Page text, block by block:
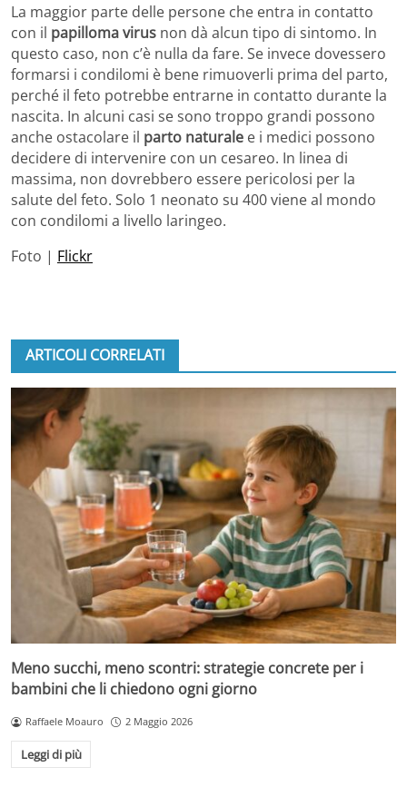
La maggior parte delle persone che entra in contatto
con il papilloma virus non dà alcun tipo di sintomo. In
questo caso, non c’è nulla da fare. Se invece dovessero
formarsi i condilomi è bene rimuoverli prima del parto,
perché il feto potrebbe entrarne in contatto durante la
nascita. In alcuni casi se sono troppo grandi possono
anche ostacolare il parto naturale e i medici possono
decidere di intervenire con un cesareo. In linea di
massima, non dovrebbero essere pericolosi per la
salute del feto. Solo 1 neonato su 400 viene al mondo
con condilomi a livello laringeo.
Foto | Flickr
ARTICOLI CORRELATI
Meno succhi, meno scontri: strategie concrete per i
bambini che li chiedono ogni giorno
Raffaele Moauro 2 Maggio 2026
Leggi di più